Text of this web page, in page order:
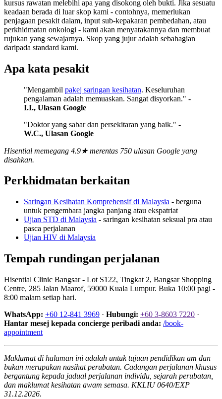
kursus rawatan melebihi apa yang disokong oleh bukti. Jika sesuatu
keadaan berada di luar skop kami - contohnya, memerlukan
penjagaan pesakit dalam, input sub-kepakaran pembedahan, atau
perkhidmatan onkologi - kami akan menyatakannya dan membuat
rujukan yang sewajarnya. Skop yang jujur adalah sebahagian
daripada standard kami.
Apa kata pesakit
"Mengambil pakej saringan kesihatan. Keseluruhan
pengalaman adalah memuaskan. Sangat disyorkan." -
I.I., Ulasan Google
"Doktor yang sabar dan persekitaran yang baik." -
W.C., Ulasan Google
Hisential memegang 4.9★ merentas 750 ulasan Google yang
disahkan.
Perkhidmatan berkaitan
Saringan Kesihatan Komprehensif di Malaysia - berguna
untuk pengembara jangka panjang atau ekspatriat
Ujian STD di Malaysia - saringan kesihatan seksual pra atau
pasca perjalanan
Ujian HIV di Malaysia
Tempah rundingan perjalanan
Hisential Clinic Bangsar - Lot S122, Tingkat 2, Bangsar Shopping
Centre, 285 Jalan Maarof, 59000 Kuala Lumpur. Buka 10:00 pagi -
8:00 malam setiap hari.
WhatsApp: +60 12-841 3969 · Hubungi: +60 3-8603 7220 ·
Hantar mesej kepada concierge peribadi anda: /book-
appointment
Maklumat di halaman ini adalah untuk tujuan pendidikan am dan
bukan merupakan nasihat perubatan. Cadangan perjalanan khusus
bergantung kepada jadual perjalanan individu, sejarah perubatan,
dan maklumat kesihatan awam semasa. KKLIU 0640/EXP
31.12.2026.